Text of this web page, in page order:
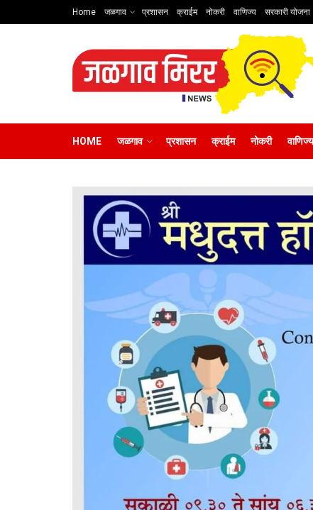
Home जळगाव प्रशासन क्राईम नोकरी वाणिज्य सरकारी योजना
HOME जळगाव प्रशासन क्राईम नोकरी वाणिज्य